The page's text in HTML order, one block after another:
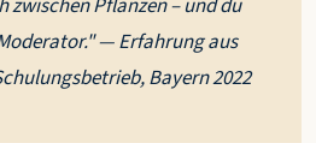
zwischen Pflanzen – und du
— Erfahrung aus
Bayern 2022